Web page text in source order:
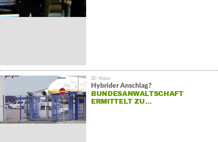
Hybrider Anschlag?
BUNDESANWALTSCHAFT
ERMITTELT ZU…